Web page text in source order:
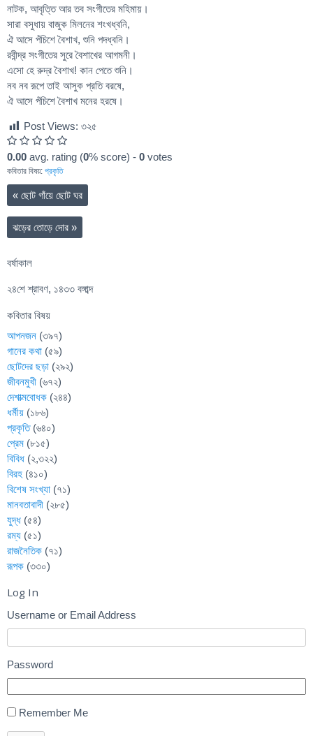
নাটক, আবৃত্তি আর তব সংগীতের মহিমায়।
সারা বসুধায় বাজুক মিলনের শংখধ্বনি,
ঐ আসে পঁচিশে বৈশাখ, শুনি পদধ্বনি।
রবীন্দ্র সংগীতের সুরে বৈশাখের আগমনী।
এসো হে রুদ্র বৈশাখ! কান পেতে শুনি।
নব নব রূপে তাই আসুক প্রতি বরষে,
ঐ আসে পঁচিশে বৈশাখ মনের হরষে।
Post Views: ৩২৫
0.00 avg. rating (0% score) - 0 votes
কবিতার বিষয়: প্রকৃতি
« ছোট গাঁয়ে ছোট ঘর
ঝড়ের তোড়ে দোর »
বর্ষাকাল
২৪শে শ্রাবণ, ১৪৩৩ বঙ্গাব্দ
কবিতার বিষয়
আপনজন (৩৯৭)
গানের কথা (৫৯)
ছোটদের ছড়া (২৯২)
জীবনমুখী (৬৭২)
দেশাত্মবোধক (২৪৪)
ধর্মীয় (১৮৬)
প্রকৃতি(৬৪০)
প্রেম (৮১৫)
বিবিধ (২,৩২২)
বিরহ (৪১০)
বিশেষ সংখ্যা (৭১)
মানবতাবাদী (২৮৫)
যুদ্ধ (৫৪)
রম্য (৫১)
রাজনৈতিক (৭১)
রূপক (৩৩০)
Log In
Username or Email Address
Password
Remember Me